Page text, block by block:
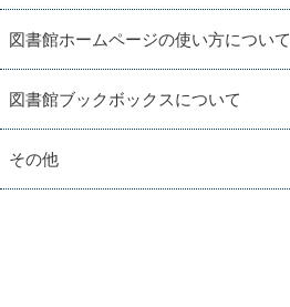
図書館ホームページの使い方について
図書館ブックボックスについて
その他